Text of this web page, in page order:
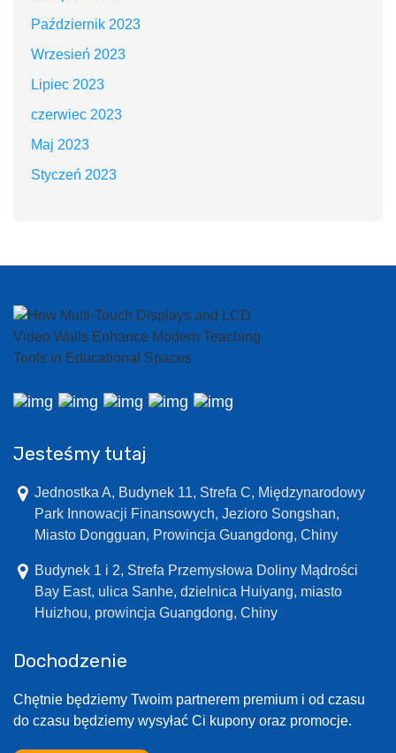
Październik 2023
Wrzesień 2023
Lipiec 2023
czerwiec 2023
Maj 2023
Styczeń 2023
Jesteśmy tutaj
Jednostka A, Budynek 11, Strefa C, Międzynarodowy
Park Innowacji Finansowych, Jezioro Songshan,
Miasto Dongguan, Prowincja Guangdong, Chiny
Budynek 1 i 2, Strefa Przemysłowa Doliny Mądrości
Bay East, ulica Sanhe, dzielnica Huiyang, miasto
Huizhou, prowincja Guangdong, Chiny
Dochodzenie
Chętnie będziemy Twoim partnerem premium i od czasu
do czasu będziemy wysyłać Ci kupony oraz promocje.